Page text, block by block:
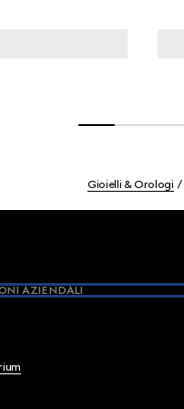
Gioielli & Orologi
AZIENDALI